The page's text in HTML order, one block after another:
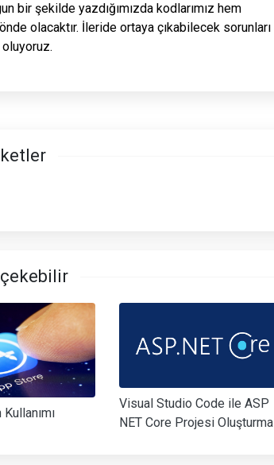
bir şekilde yazdığımızda kodlarımız hem
olacaktır. İleride ortaya çıkabilecek sorunları
oluyoruz.
Visual Studio Code ile ASP
NET Core Projesi Oluşturma